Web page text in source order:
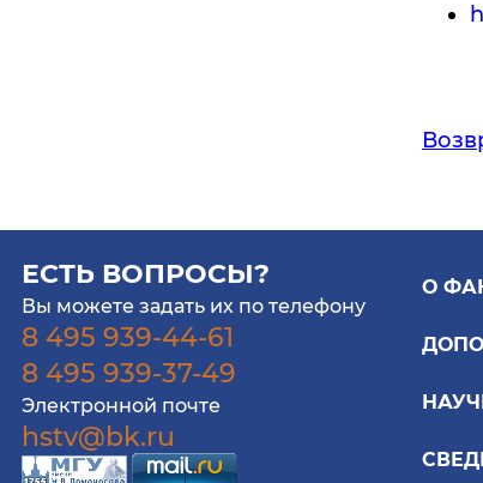
ЕСТЬ ВОПРОСЫ?
Вы можете задать их по телефону
8 495 939-44-61
8 495 939-37-49
Электронной почте
hstv@bk.ru
О